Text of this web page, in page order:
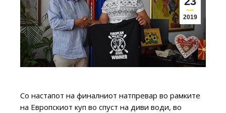
2019
Со настапот на финалниот натпревар во рамките
на Европскиот куп во спуст на диви води, во